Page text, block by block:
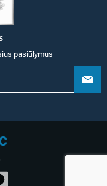
pasiūlymus